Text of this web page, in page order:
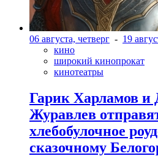
06 августа, четверг - 19
кино
широкий кинопрокат
кинотеатры
Гарик Харламов и
Журавлев
хлебобулочное
сказочному